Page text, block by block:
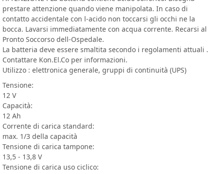
prestare attenzione quando viene manipolata. In caso di
contatto accidentale con l-acido non toccarsi gli occhi ne la
bocca. Lavarsi immediatamente con acqua corrente. Recarsi al
Pronto Soccorso dell-Ospedale.
La batteria deve essere smaltita secondo i regolamenti attuali .
Contattare Kon.El.Co per informazioni.
Utilizzo : elettronica generale, gruppi di continuità (UPS)
Tensione:
12 V
Capacità:
12 Ah
Corrente di carica standard:
max. 1/3 della capacità
Tensione di carica tampone:
13,5 - 13,8 V
Tensione di carica uso ciclico: